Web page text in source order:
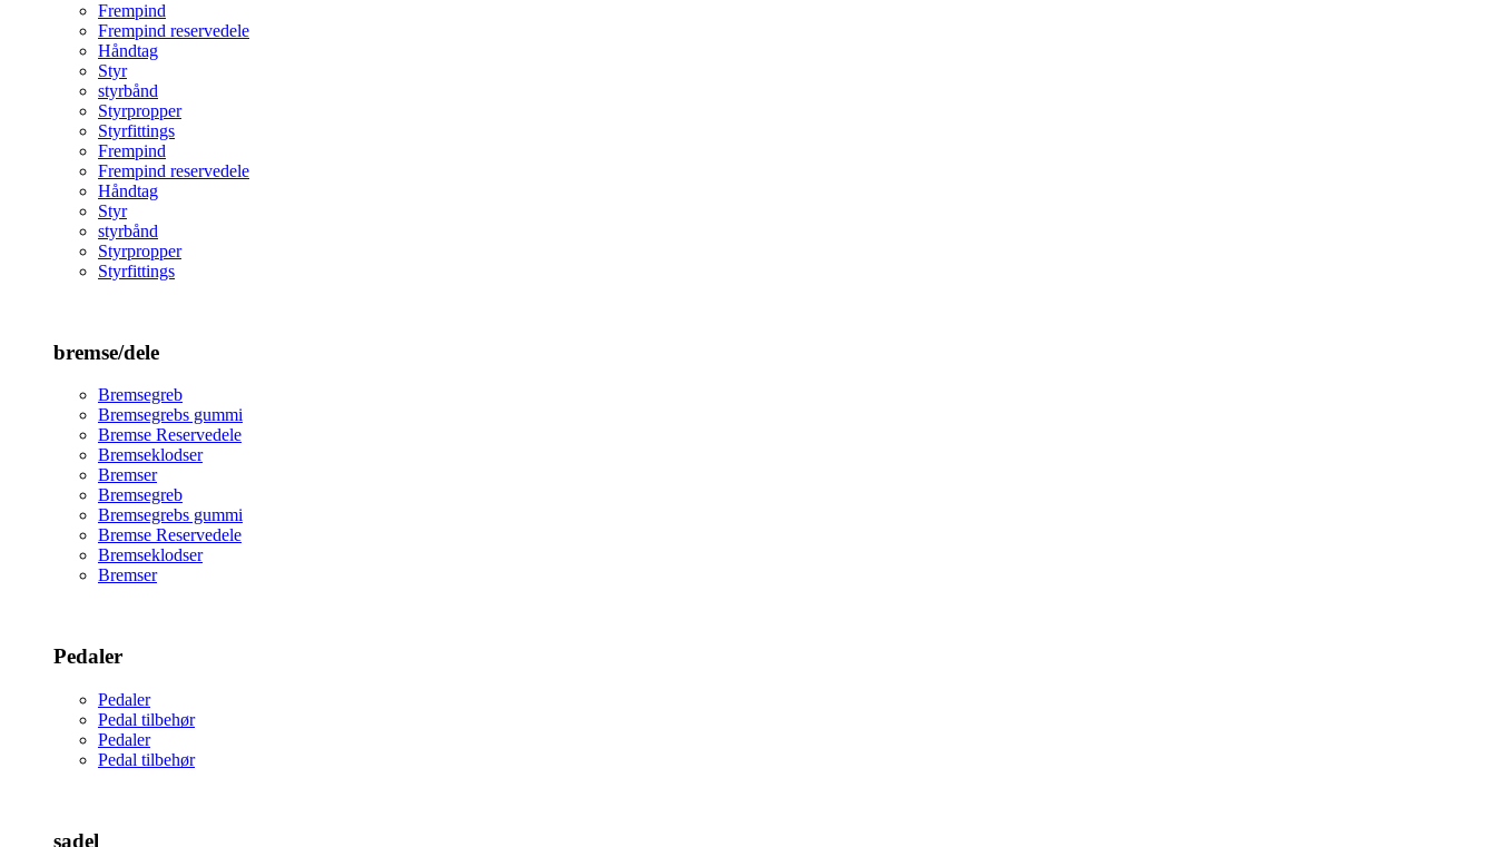
Frempind
Frempind reservedele
Håndtag
Styr
styrbånd
Styrpropper
Styrfittings
Frempind
Frempind reservedele
Håndtag
Styr
styrbånd
Styrpropper
Styrfittings
bremse/dele
Bremsegreb
Bremsegrebs gummi
Bremse Reservedele
Bremseklodser
Bremser
Bremsegreb
Bremsegrebs gummi
Bremse Reservedele
Bremseklodser
Bremser
Pedaler
Pedaler
Pedal tilbehør
Pedaler
Pedal tilbehør
sadel